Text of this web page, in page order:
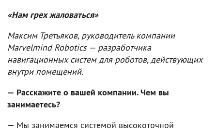
«Нам грех жаловаться»
Максим Третьяков, руководитель компании
Marvelmind Robotics — разработчика
навигационных систем для роботов, действующих
внутри помещений.
— Расскажите о вашей компании. Чем вы
занимаетесь?
— Мы занимаемся системой высокоточной